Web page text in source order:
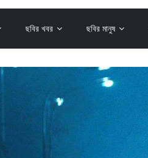
ছবির খবর ছবির মানুষ